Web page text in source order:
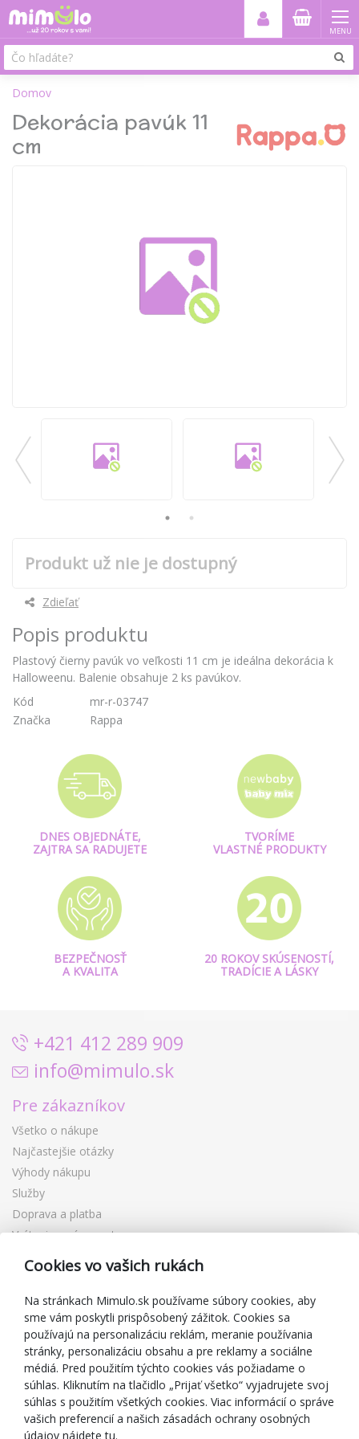
MENU
Domov
Dekorácia pavúk 11
cm
Produkt už nie je dostupný
Zdieľať
Popis produktu
Plastový čierny pavúk vo veľkosti 11 cm je ideálna dekorácia k
Halloweenu. Balenie obsahuje 2 ks pavúkov.
Kód
mr-r-03747
Značka
Rappa
DNES OBJEDNÁTE,
ZAJTRA SA RADUJETE
TVORÍME
VLASTNÉ PRODUKTY
BEZPEČNOSŤ
A KVALITA
20 ROKOV SKÚSENOSTÍ,
TRADÍCIE A LÁSKY
+421 412 289 909
info@mimulo.sk
Pre zákazníkov
Všetko o nákupe
Najčastejšie otázky
Výhody nákupu
Služby
Doprava a platba
Vrátenie a výmena tovaru
Reklamácia
Darčekové poukážky
Zľavové kupóny
Blog
O predajcovi
Mimulo.sk
Obchodné podmienky
Ochrana osobných údajov GDPR
Cookies vo vašich rukách
Na stránkach Mimulo.sk používame súbory cookies, aby
sme vám poskytli prispôsobený zážitok. Cookies sa
používajú na personalizáciu reklám, meranie používania
stránky, personalizáciu obsahu a pre reklamy a sociálne
médiá. Pred použitím týchto cookies vás požiadame o
súhlas. Kliknutím na tlačidlo „Prijať všetko“ vyjadrujete svoj
súhlas s použitím všetkých cookies. Viac informácií o správe
vašich preferencií a našich zásadách ochrany osobných
údajov nájdete tu.